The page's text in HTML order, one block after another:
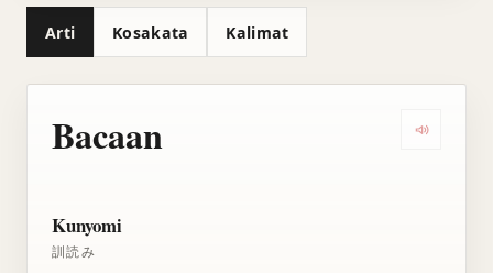
Arti Kosakata Kalimat
Bacaan
Kunyomi
訓読み